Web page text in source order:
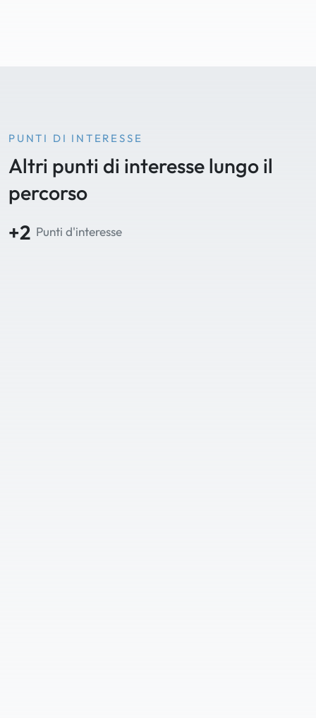
PUNTI DI INTERESSE
Altri punti di interesse lungo il
percorso
+2 Punti d'interesse